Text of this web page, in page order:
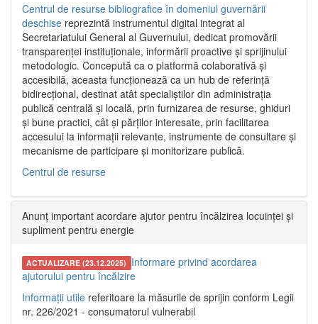
Centrul de resurse bibliografice în domeniul guvernării
deschise reprezintă instrumentul digital integrat al
Secretariatului General al Guvernului, dedicat promovării
transparenței instituționale, informării proactive și sprijinului
metodologic. Concepută ca o platformă colaborativă și
accesibilă, aceasta funcționează ca un hub de referință
bidirecțional, destinat atât specialiștilor din administrația
publică centrală și locală, prin furnizarea de resurse, ghiduri
și bune practici, cât și părților interesate, prin facilitarea
accesului la informații relevante, instrumente de consultare și
mecanisme de participare și monitorizare publică.
Centrul de resurse
Anunț important acordare ajutor pentru încălzirea locuinței și
supliment pentru energie
ACTUALIZARE (23.12.2025) Informare privind acordarea
ajutorului pentru încălzire
Informații utile referitoare la măsurile de sprijin conform Legii
nr. 226/2021 - consumatorul vulnerabil